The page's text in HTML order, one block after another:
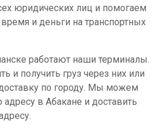
юридических лиц и помогаем
и деньги на транспортных
работают наши терминалы.
и получить груз через них или
по городу. Мы можем
адресу в Абакане и доставить